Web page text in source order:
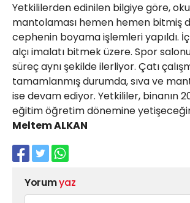
Yetkililerden edinilen bilgiye göre,
mantolaması hemen hemen bitmiş
cephenin boyama işlemleri yapıldı.
alçı imalatı bitmek üzere. Spor
süreç aynı şekilde ilerliyor. Çatı
tamamlanmış durumda, sıva ve
ise devam ediyor. Yetkililer, binanın
eğitim öğretim dönemine
Meltem ALKAN
Yorumyaz